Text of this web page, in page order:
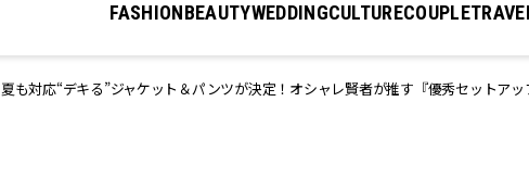
FASHIONBEAUTYWEDDINGCULTURECOUPLE
夏も対応“デキる”ジャケット＆パンツが決定！オシャレ賢者が推す『優秀セットア